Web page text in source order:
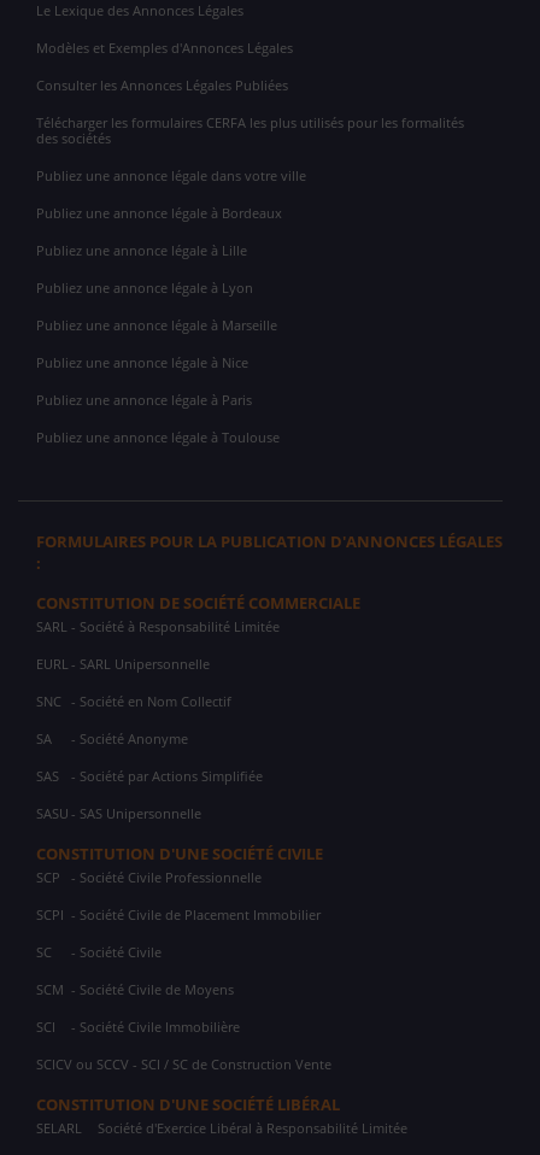
Le Lexique des Annonces Légales
Modèles et Exemples d'Annonces Légales
Consulter les Annonces Légales Publiées
Télécharger les formulaires CERFA les plus utilisés pour les formalités
des sociétés
Publiez une annonce légale dans votre ville
Publiez une annonce légale à Bordeaux
Publiez une annonce légale à Lille
Publiez une annonce légale à Lyon
Publiez une annonce légale à Marseille
Publiez une annonce légale à Nice
Publiez une annonce légale à Paris
Publiez une annonce légale à Toulouse
FORMULAIRES POUR LA PUBLICATION D'ANNONCES LÉGALES
:
CONSTITUTION DE SOCIÉTÉ COMMERCIALE
SARL - Société à Responsabilité Limitée
EURL - SARL Unipersonnelle
SNC - Société en Nom Collectif
SA - Société Anonyme
SAS - Société par Actions Simplifiée
SASU - SAS Unipersonnelle
CONSTITUTION D'UNE SOCIÉTÉ CIVILE
SCP - Société Civile Professionnelle
SCPI - Société Civile de Placement Immobilier
SC - Société Civile
SCM - Société Civile de Moyens
SCI - Société Civile Immobilière
SCICV ou SCCV - SCI / SC de Construction Vente
CONSTITUTION D'UNE SOCIÉTÉ LIBÉRAL
SELARL Société d'Exercice Libéral à Responsabilité Limitée